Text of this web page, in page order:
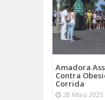
Amadora
Contra
Corrida
28 Maio 2025